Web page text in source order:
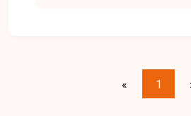
investidores e construtores
estratégico para
« 1